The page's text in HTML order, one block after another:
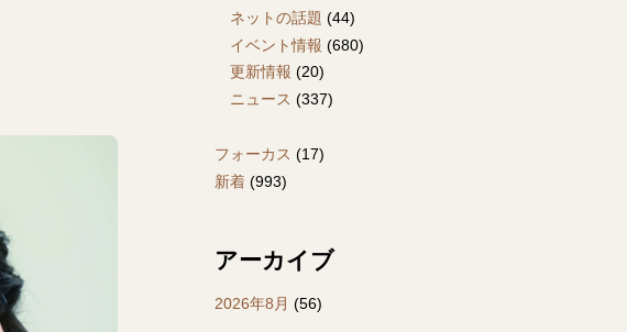
ネットの話題 (44)
イベント情報 (680)
更新情報 (20)
ニュース (337)
フォーカス (17)
新着(993)
アーカイブ
2026年8月 (56)